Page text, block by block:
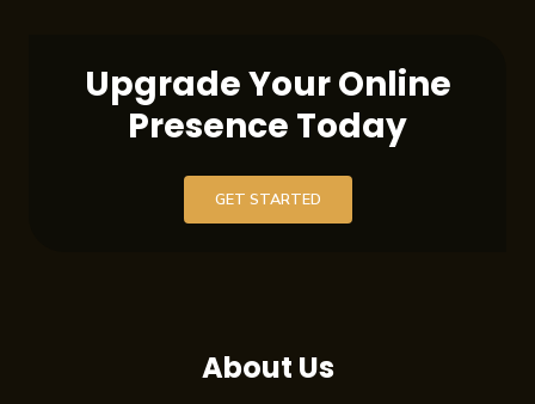
Upgrade Your Online
Presence Today
GET STARTED
About Us